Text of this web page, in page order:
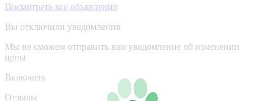
Посмотреть все объявления
Вы отключили уведомления
Мы не сможем отправить вам уведомление об изменении
цены
Включить
Отзывы